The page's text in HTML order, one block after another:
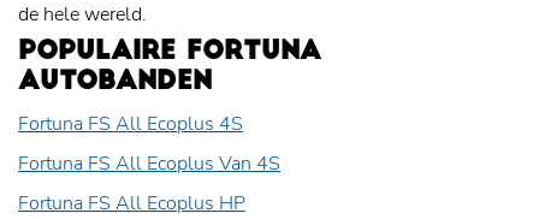
de hele wereld.
POPULAIRE FORTUNA
AUTOBANDEN
Fortuna FS All Ecoplus 4S
Fortuna FS All Ecoplus Van 4S
Fortuna FS All Ecoplus HP